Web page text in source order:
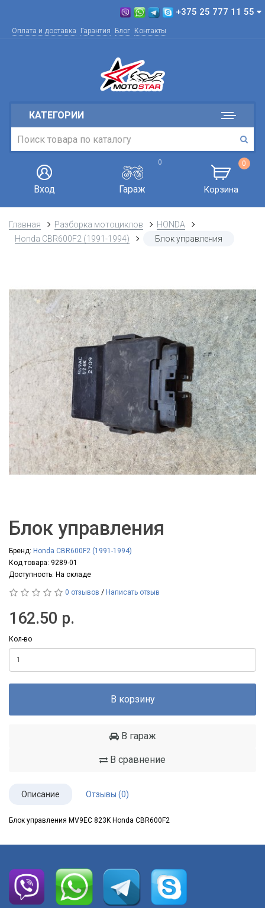
+375 25 777 11 55
Оплата и доставка Гарантия Блог Контакты
КАТЕГОРИИ
Вход
0
Гараж
0
Корзина
Главная Разборка мотоциклов
HONDA
Honda CBR600F2 (1991-1994)
Блок управления
Блок управления
Бренд: Honda CBR600F2 (1991-1994)
Код товара: 9289-01
Доступность: На складе
0 отзывов / Написать отзыв
162.50 р.
Кол-во
В корзину
В гараж
В сравнение
Описание Отзывы (0)
Блок управления MV9EC 823K Honda CBR600F2